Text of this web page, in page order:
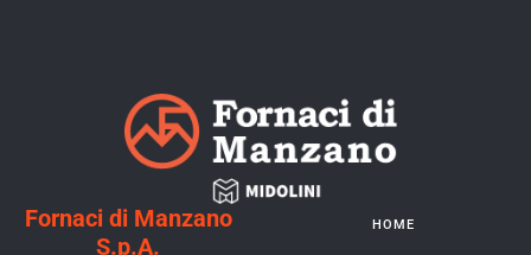
Fornaci di Manzano
S.p.A.
HOME